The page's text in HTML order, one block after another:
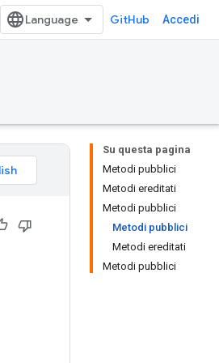
GitHub Accedi
Su questa pagina
Metodi pubblici
Metodi ereditati
Metodi pubblici
Metodi pubblici
Metodi ereditati
Metodi pubblici